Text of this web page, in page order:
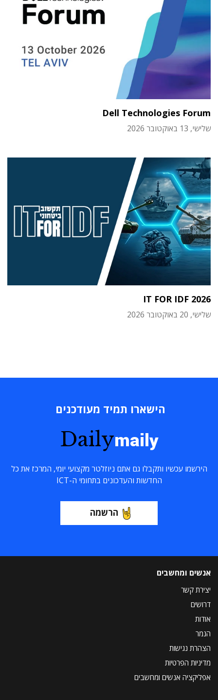
Dell Technologies Forum
שלישי, 13 באוקטובר 2026
IT FOR IDF 2026
שלישי, 20 באוקטובר 2026
הישארו תמיד מעודכנים
Dailymaily
הירשמו עכשיו ותקבלו גם אתם ניוזלטר מקצועי יומי, המרכז את כל
החדשות והעדכונים בתחומי ה-ICT
הרשמה
אנשים ומחשבים
יצירת קשר
דרושים
אודות
הנמר
הצהרת נגישות
מדיניות הפרטיות
אפליקציה אנשים ומחשבים